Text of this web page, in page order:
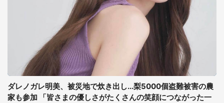
ダレノガレ明美、被災地で炊き出し...梨5000個盗難被害の農
家も参加 「皆さまの優しさがたくさんの笑顔につながった一